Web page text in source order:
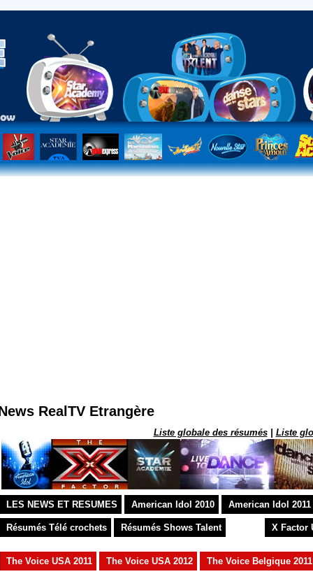
RealTV Etrangère
Liste globale des résumés| Liste
LES NEWS ET RESUMES American Idol 2010 American Idol 2011
X Factor
Résumés Télé crochets Résumés Shows Talent
The Voice USA 2011 The Voice USA 2012 The Voice Belgique 2011